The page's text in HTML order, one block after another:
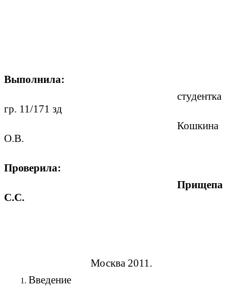
Выполнила:
студентка
гр. 11/171 зд
Кошкина
О.В.
Проверила:
Прищепа
С.С.
Москва 2011.
Введение